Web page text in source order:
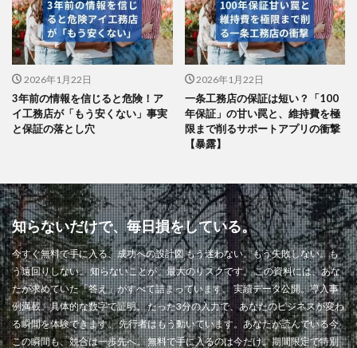
2026年1月22日
3年前の情報を信じると危険！ア
イ工務店が「もう安くない」事実
と保証の落とし穴
2026年1月22日
一条工務店の保証は短い？「100
年保証」の甘い罠と、維持費を極
限まで削るサポートアプリの衝撃
【暴露】
知らないだけで、毎日損をしている。
今すぐ無料で手に入る、成功への設計図 もう迷わない。もう失敗しない。も
う遠回りしない。 知らないことが、最大のリスクです。 この資料には、あな
たが求めていた「答え」がすべて詰まっています。 実績データ公開。導入事
例満載。具体的な数字で証明。 たった3分の入力で、あなたのビジネスが変わ
る瞬間を体験できます。 先行者はもう動いています。あなたが読んでいる今
この瞬間も、競合は一歩先へ。 無料で手に入るのは今だけ。期間限定で特別